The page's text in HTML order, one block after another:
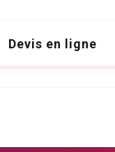
Devis en ligne